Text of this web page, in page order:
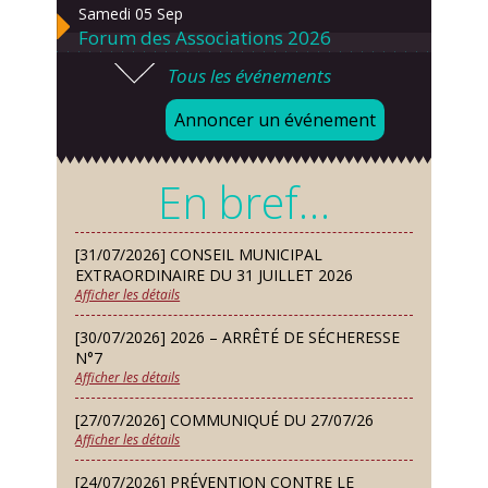
Samedi 05 Sep
Forum des Associations 2026
Lundi 07 Sep
Danses solo et en couple – cours
d’essai gratuit
Mardi 08 Sep
Chorale À travers chants
Samedi 12 Sep
Défi de pêche aux leurres (concept
lure house)
Dimanche 13 Sep
Repas de fouées
Lundi 14 Sep
Conseil municipal du 14 septembre
2026
Jeudi 24 Sep
Tous les événements
Annoncer un événement
En bref…
[31/07/2026] CONSEIL MUNICIPAL
EXTRAORDINAIRE DU 31 JUILLET 2026
Afficher les détails
[30/07/2026] 2026 – ARRÊTÉ DE SÉCHERESSE
N°7
Afficher les détails
[27/07/2026] COMMUNIQUÉ DU 27/07/26
Afficher les détails
[24/07/2026] PRÉVENTION CONTRE LE